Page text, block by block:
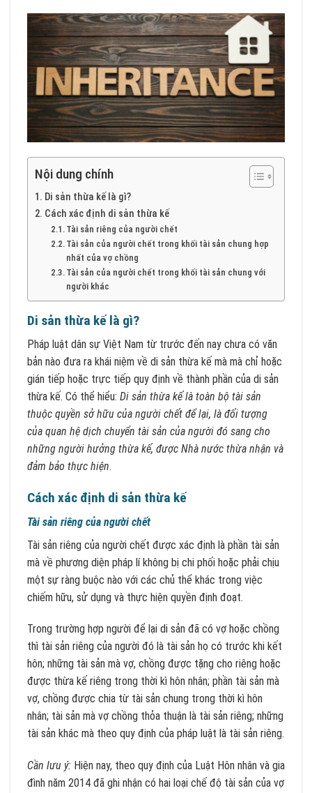
Nội dung chính
Di sản thừa kế là gì?
Cách xác định di sản thừa kế
Tài sản riêng của người chết
Tài sản của người chết trong khối tài sản chung hợp
nhất của vợ chồng
Tài sản của người chết trong khối tài sản chung với
người khác
Di sản thừa kế là gì?
Pháp luật dân sự Việt Nam từ trước đến nay chưa có văn
bản nào đưa ra khái niệm về di sản thừa kế mà mà chỉ hoặc
gián tiếp hoặc trực tiếp quy định về thành phần của di sản
thừa kế. Có thể hiểu: Di sản thừa kế là toàn bộ tài sản
thuộc quyền sở hữu của người chết để lại, là đối tượng
của quan hệ dịch chuyển tài sản của người đó sang cho
những người hưởng thừa kế, được Nhà nước thừa nhận và
đảm bảo thực hiện.
Cách xác định di sản thừa kế
Tài sản riêng của người chết
Tài sản riêng của người chết được xác định là phần tài sản
mà về phương diện pháp lí không bị chi phối hoặc phải chịu
một sự ràng buộc nào với các chủ thể khác trong việc
chiếm hữu, sử dụng và thực hiện quyền định đoạt.
Trong trường hợp người để lại di sản đã có vợ hoặc chồng
thì tài sản riêng của người đó là tài sản họ có trước khi kết
hôn; những tài sản mà vợ, chồng được tặng cho riêng hoặc
được thừa kế riêng trong thời kì hôn nhân; phần tài sản mà
vợ, chồng được chia từ tài sản chung trong thời kì hôn
nhân; tài sản mà vợ chồng thỏa thuận là tài sản riêng; những
tài sản khác mà theo quy định của pháp luật là tài sản riêng.
Cần lưu ý: Hiện nay, theo quy định của Luật Hôn nhân và gia
đình năm 2014 đã ghi nhận có hai loại chế độ tài sản của vợ